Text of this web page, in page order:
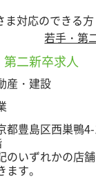
ま対応のできる方
若手・第
二新卒求人
産・建設
都豊島区西巣鴨
のいずれかの店
ます。